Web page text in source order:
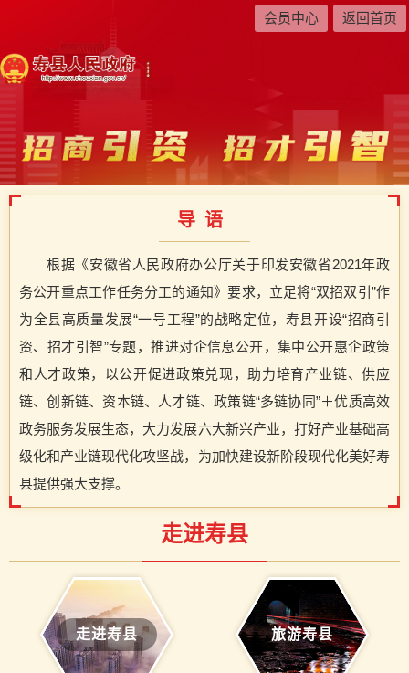
会员中心 返回首页
导语
根据《安徽省人民政府办公厅关于印发安徽省2021年政
务公开重点工作任务分工的通知》要求，立足将“双招双引”作
为全县高质量发展“一号工程”的战略定位，寿县开设“招商引
资、招才引智”专题，推进对企信息公开，集中公开惠企政策
和人才政策，以公开促进政策兑现，助力培育产业链、供应
链、创新链、资本链、人才链、政策链“多链协同”＋优质高效
政务服务发展生态，大力发展六大新兴产业，打好产业基础高
级化和产业链现代化攻坚战，为加快建设新阶段现代化美好寿
县提供强大支撑。
走进寿县
走进寿县 旅游寿县